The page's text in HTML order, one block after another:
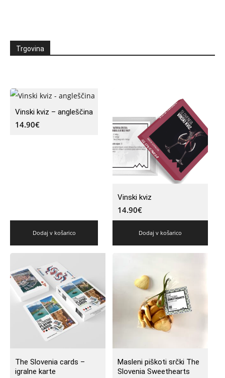
Trgovina
Vinski kviz – angleščina
14.90€
Dodaj v košarico
Vinski kviz
14.90€
Dodaj v košarico
The Slovenia cards –
igralne karte
Masleni piškoti srčki The
Slovenia Sweethearts